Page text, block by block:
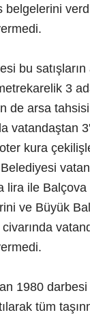
belgelerini
bu
3
de arsa
vatandaştan
kura
ile Balçova
ve Büyük
1980
tüm